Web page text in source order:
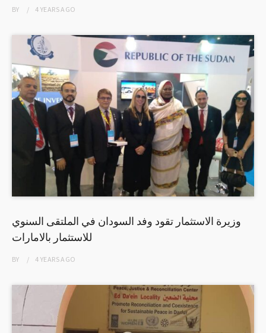
BY 4 YEARSAGO
وزيرة الاستثمار تقود وفد السودان في الملتقى السنوي
للاستثمار بالامارات
BY 4 YEARSAGO